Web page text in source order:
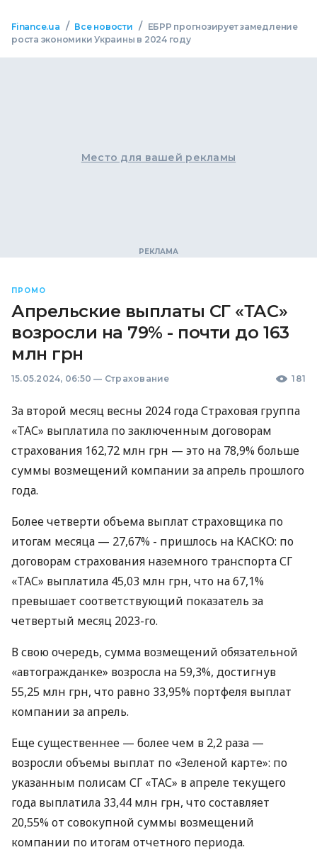
Finance.ua / Все новости /
ЕБРР прогнозирует замедление
роста экономики Украины в 2024 году
Место для вашей рекламы
ПРОМО
Апрельские выплаты СГ «ТАС»
возросли на 79% - почти до 163
млн грн
15.05.2024, 06:50 — Страхование 181
За второй месяц весны 2024 года Страховая группа
«ТАС» выплатила по заключенным договорам
страхования 162,72 млн грн — это на 78,9% больше
суммы возмещений компании за апрель прошлого
года.
Более четверти объема выплат страховщика по
итогам месяца — 27,67% - пришлось на КАСКО: по
договорам страхования наземного транспорта СГ
«ТАС» выплатила 45,03 млн грн, что на 67,1%
превышает соответствующий показатель за
четвертый месяц 2023-го.
В свою очередь, сумма возмещений обязательной
«автогражданке» возросла на 59,3%, достигнув
55,25 млн грн, что равно 33,95% портфеля выплат
компании за апрель.
Еще существеннее — более чем в 2,2 раза —
возросли объемы выплат по «Зеленой карте»: по
указанным полисам СГ «ТАС» в апреле текущего
года выплатила 33,44 млн грн, что составляет
20,55% от совокупной суммы возмещений
компании по итогам отчетного периода.